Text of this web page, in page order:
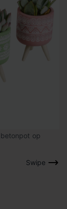
Swipe
op